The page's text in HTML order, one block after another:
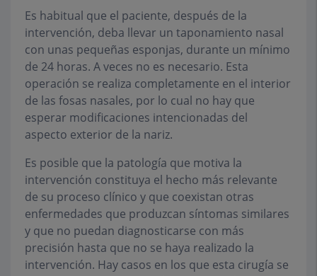
Es habitual que el paciente, después de la
intervención, deba llevar un taponamiento nasal
con unas pequeñas esponjas, durante un mínimo
de 24 horas. A veces no es necesario. Esta
operación se realiza completamente en el interior
de las fosas nasales, por lo cual no hay que
esperar modificaciones intencionadas del
aspecto exterior de la nariz.
Es posible que la patología que motiva la
intervención constituya el hecho más relevante
de su proceso clínico y que coexistan otras
enfermedades que produzcan síntomas similares
y que no puedan diagnosticarse con más
precisión hasta que no se haya realizado la
intervención. Hay casos en los que esta cirugía se